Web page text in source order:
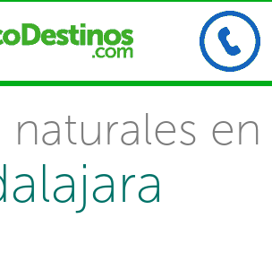
naturales en